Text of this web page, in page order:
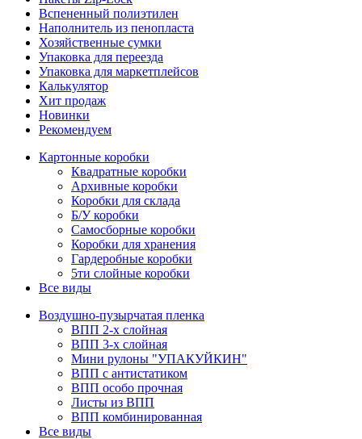
Вспененный полиэтилен
Наполнитель из пенопласта
Хозяйственные сумки
Упаковка для переезда
Упаковка для маркетплейсов
Калькулятор
Хит продаж
Новинки
Рекомендуем
Картонные коробки
Квадратные коробки
Архивные коробки
Коробки для склада
Б/У коробки
Самосборные коробки
Коробки для хранения
Гардеробные коробки
5ти слойные коробки
Все виды
Воздушно-пузырчатая пленка
ВПП 2-х слойная
ВПП 3-х слойная
Мини рулоны "УПАКУЙКИН"
ВПП с антистатиком
ВПП особо прочная
Листы из ВПП
ВПП комбинированная
Все виды